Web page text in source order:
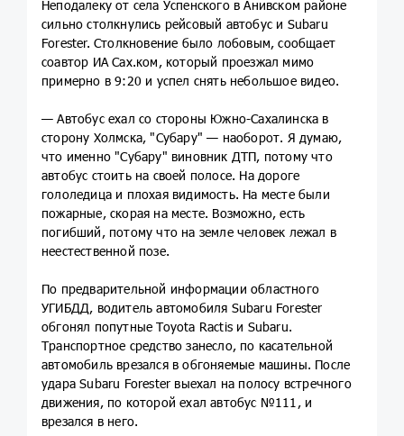
Неподалеку от села Успенского в Анивском районе
сильно столкнулись рейсовый автобус и Subaru
Forester. Столкновение было лобовым, сообщает
соавтор ИА Сах.ком, который проезжал мимо
примерно в 9:20 и успел снять небольшое видео.
— Автобус ехал со стороны Южно-Сахалинска в
сторону Холмска, "Субару" — наоборот. Я думаю,
что именно "Субару" виновник ДТП, потому что
автобус стоить на своей полосе. На дороге
гололедица и плохая видимость. На месте были
пожарные, скорая на месте. Возможно, есть
погибший, потому что на земле человек лежал в
неестественной позе.
По предварительной информации областного
УГИБДД, водитель автомобиля Subaru Forester
обгонял попутные Toyota Ractis и Subaru.
Транспортное средство занесло, по касательной
автомобиль врезался в обгоняемые машины. После
удара Subaru Forester выехал на полосу встречного
движения, по которой ехал автобус №111, и
врезался в него.